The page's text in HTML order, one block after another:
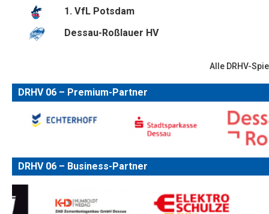
1. VfL Potsdam
Dessau-Roßlauer HV
Alle DRHV-
DRHV 06 – Premium-Partner
DRHV 06 – Business-Partner